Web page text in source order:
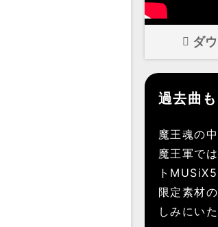
ダ
過去曲
魔王魂の
魔王軍で
ト
限定素材
しみにい